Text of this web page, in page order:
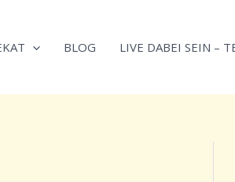
BLOG LIVE DABEI SEIN –